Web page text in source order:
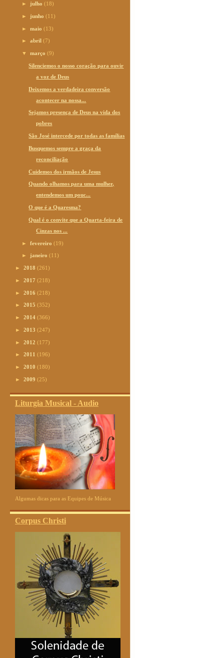
► julho(18)
► junho(11)
►maio(13)
►abril(7)
▼março(9)
Silenciemos o nosso coração para ouvir
a voz de Deus
Deixemos a verdadeira conversão
acontecer na nossa...
Sejamos presença de Deus na vida dos
pobres
São José intercede por todas as famílias
Busquemos sempre a graça da
reconciliação
Cuidemos dos irmãos de Jesus
Quando olhamos para uma mulher,
entendemos um pouc...
O que é a Quaresma?
Qual é o convite que a Quarta-feira de
Cinzas nos ...
►fevereiro(19)
► janeiro(11)
► 2018 (261)
► 2017 (218)
► 2016 (218)
► 2015 (352)
► 2014 (366)
► 2013 (247)
► 2012 (177)
► 2011 (196)
► 2010 (180)
► 2009 (25)
Liturgia Musical - Audio
Algumas dicas para as Equipes de Música
Corpus Christi